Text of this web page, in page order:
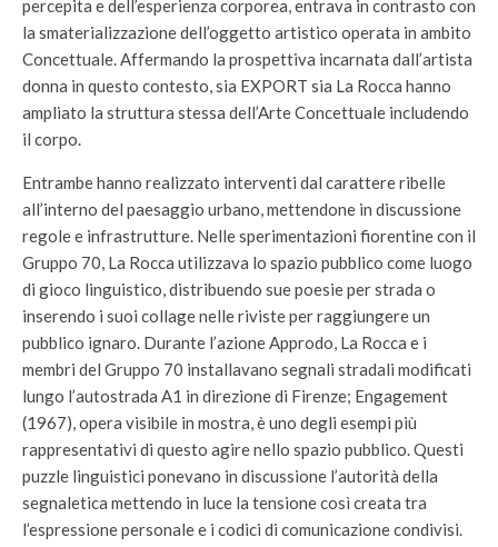
percepita e dell’esperienza corporea, entrava in contrasto con
la smaterializzazione dell’oggetto artistico operata in ambito
Concettuale. Affermando la prospettiva incarnata dall’artista
donna in questo contesto, sia EXPORT sia La Rocca hanno
ampliato la struttura stessa dell’Arte Concettuale includendo
il corpo.
Entrambe hanno realizzato interventi dal carattere ribelle
all’interno del paesaggio urbano, mettendone in discussione
regole e infrastrutture. Nelle sperimentazioni fiorentine con il
Gruppo 70, La Rocca utilizzava lo spazio pubblico come luogo
di gioco linguistico, distribuendo sue poesie per strada o
inserendo i suoi collage nelle riviste per raggiungere un
pubblico ignaro. Durante l’azione Approdo, La Rocca e i
membri del Gruppo 70 installavano segnali stradali modificati
lungo l’autostrada A1 in direzione di Firenze; Engagement
(1967), opera visibile in mostra, è uno degli esempi più
rappresentativi di questo agire nello spazio pubblico. Questi
puzzle linguistici ponevano in discussione l’autorità della
segnaletica mettendo in luce la tensione così creata tra
l’espressione personale e i codici di comunicazione condivisi.